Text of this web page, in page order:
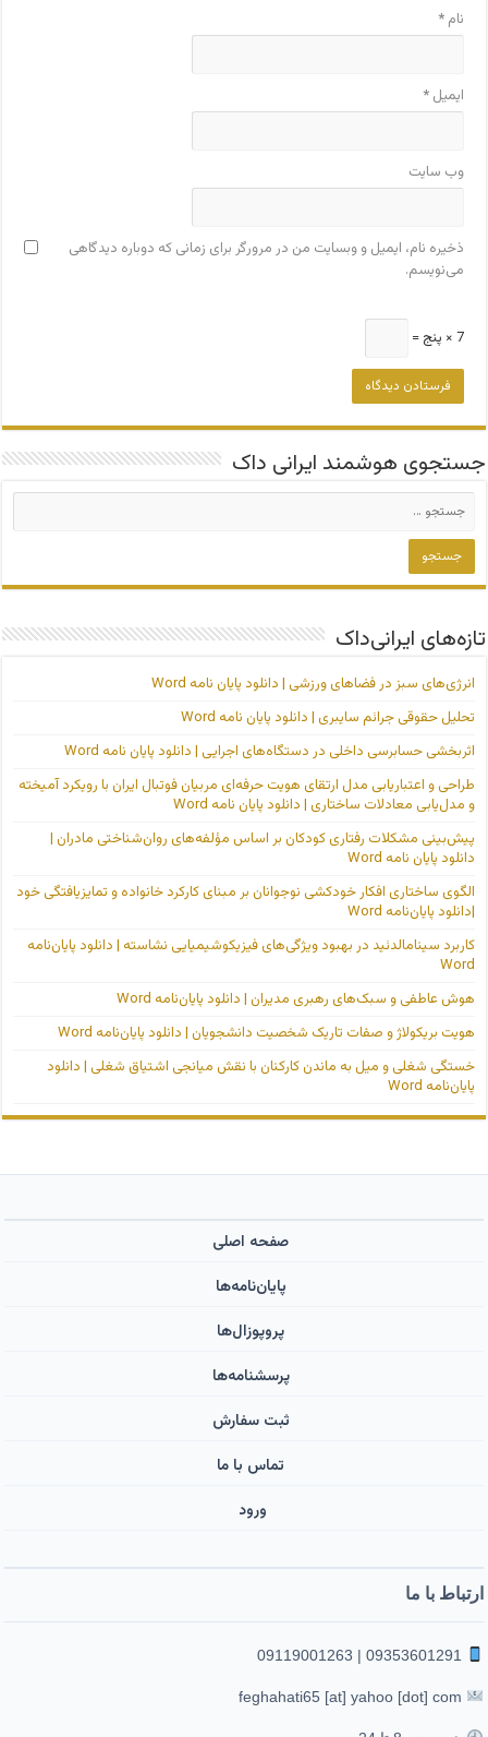
نام*
ایمیل*
وب‌ سایت
ذخیره نام، ایمیل و وبسایت من در مرورگر برای زمانی که دوباره دیدگاهی
می‌نویسم.
7 × پنج =
جستجوی هوشمند ایرانی داک
تازه‌های ایرانی‌داک
انرژی‌های سبز در فضاهای ورزشی | دانلود پایان نامه Word
تحلیل حقوقی جرائم سایبری | دانلود پایان نامه Word
اثربخشی حسابرسی داخلی در دستگاه‌های اجرایی | دانلود پایان نامه Word
طراحی و اعتباریابی مدل ارتقای هویت حرفه‌ای مربیان فوتبال ایران با رویکرد آمیخته
و مدل‌یابی معادلات ساختاری | دانلود پایان نامه Word
پیش‌بینی مشکلات رفتاری کودکان بر اساس مؤلفه‌های روان‌شناختی مادران |
دانلود پایان نامه Word
الگوی ساختاری افکار خودکشی نوجوانان بر مبنای کارکرد خانواده و تمایزیافتگی خود
|دانلود پایان‌نامه Word
کاربرد سینامالدئید در بهبود ویژگی‌های فیزیکوشیمیایی نشاسته | دانلود پایان‌نامه
Word
هوش عاطفی و سبک‌های رهبری مدیران | دانلود پایان‌نامه Word
هویت بریکولاژ و صفات تاریک شخصیت دانشجویان | دانلود پایان‌نامه Word
خستگی شغلی و میل به ماندن کارکنان با نقش میانجی اشتیاق شغلی | دانلود
پایان‌نامه Word
صفحه اصلی
پایان‌نامه‌ها
پروپوزال‌ها
پرسشنامه‌ها
ثبت سفارش
تماس با ما
ورود ‌
ارتباط با ما